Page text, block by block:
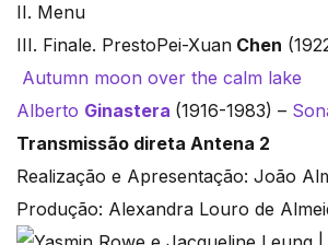
II. Menu
III. Finale. PrestoPei-Xuan Chen
Autumn moon over the calm lake
Alberto Ginastera (1916-1983) –
Transmissão direta Antena 2
Realização e Apresentação: João
Produção: Alexandra Louro de